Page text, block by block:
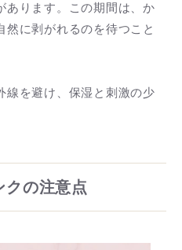
あります。この期間は、か
然に剥がれるのを待つこと
線を避け、保湿と刺激の少
クの注意点